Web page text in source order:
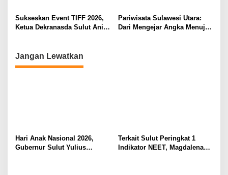
Kebudayaan Ke Wisatawan
Sukseskan Event TIFF 2026,
Ketua Dekranasda Sulut Anik
Pariwisata Sulawesi Utara:
Dari Mengejar Angka Menuju
Jangan Lewatkan
Hari Anak Nasional 2026,
Gubernur Sulut Yulius
Terkait Sulut Peringkat 1
Indikator NEET, Magdalena